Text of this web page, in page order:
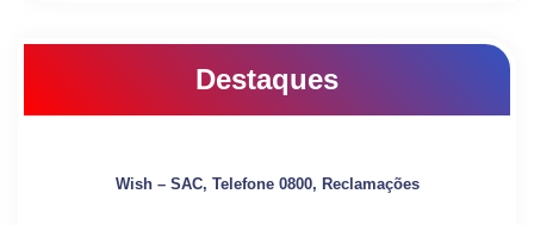
Destaques
Wish – SAC, Telefone 0800, Reclamações